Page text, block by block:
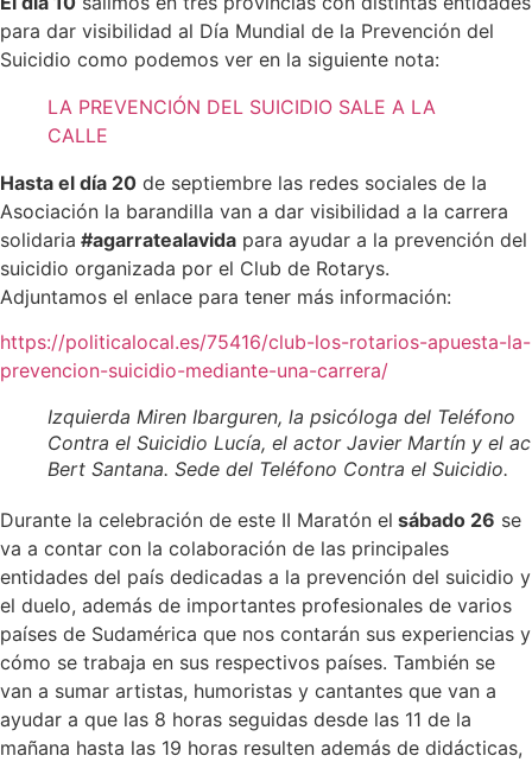
para dar visibilidad al Día Mundial de la Prevención del
Suicidio como podemos ver en la siguiente nota:
LA PREVENCIÓN DEL SUICIDIO SALE A LA
CALLE
Hasta el día 20 de septiembre las redes sociales de la
Asociación la barandilla van a dar visibilidad a la carrera
solidaria #agarratealavida para ayudar a la prevención del
suicidio organizada por el Club de Rotarys.
Adjuntamos el enlace para tener más información:
https://politicalocal.es/75416/club-los-rotarios-apuesta-la-
prevencion-suicidio-mediante-una-carrera/
Izquierda Miren Ibarguren, la psicóloga del Teléfono
Contra el Suicidio Lucía, el actor Javier Martín y el
Bert Santana. Sede del Teléfono Contra el Suicidio.
Durante la celebración de este II Maratón el sábado 26 se
va a contar con la colaboración de las principales
entidades del país dedicadas a la prevención del suicidio y
el duelo, además de importantes profesionales de varios
países de Sudamérica que nos contarán sus experiencias y
cómo se trabaja en sus respectivos países. También se
van a sumar artistas, humoristas y cantantes que van a
ayudar a que las 8 horas seguidas desde las 11 de la
mañana hasta las 19 horas resulten además de didácticas,